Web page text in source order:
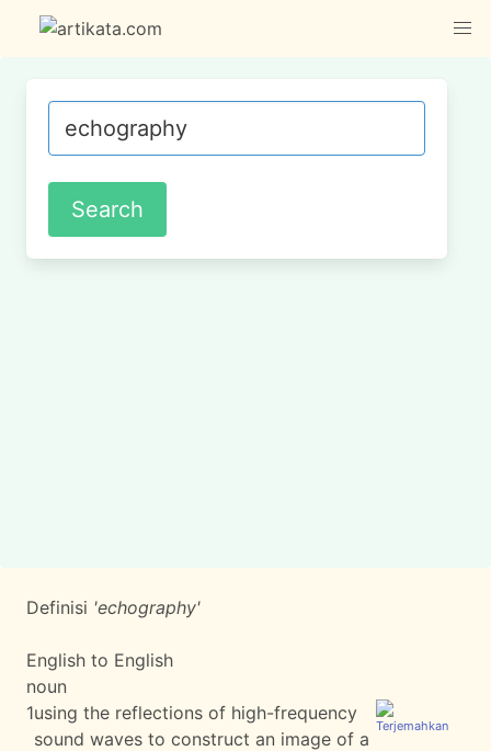
Definisi 'echography'
English to English
noun
1using the reflections of high-frequency
sound waves to construct an image of a